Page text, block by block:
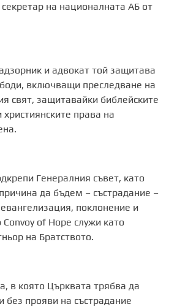
на националната АБ от
и адвокат той защитава
включващи преследване на
свят, защитавайки библейските
права на
Генералния съвет, като
да бъдем – състрадание –
поклонение и
Convoy of Hope служи като
на Братството.
в която Църквата трябва да
без прояви на състрадание